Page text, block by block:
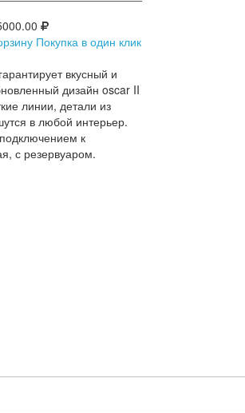
Покупка в один клик
вкусный и
дизайн oscar II
линии, детали из
в любой интерьер.
к
с резервуаром.